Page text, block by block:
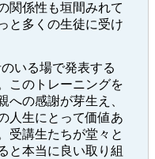
関係性も垣間みれて
と多くの生徒に受け
いる場で発表する
このトレーニングを
への感謝が芽生え、
人生にとって価値あ
受講生たちが堂々と
と本当に良い取り組